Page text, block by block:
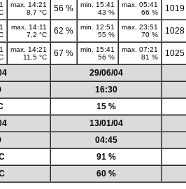
max. 14:21
8,7 °C
56 %
min. 15:41
43 %
max. 05:41
66 %
max. 14:11
7,2 °C
62 %
min. 12:51
55 %
max. 23:51
70 %
max. 14:21
11,5 °C
67 %
min. 15:41
56 %
max. 07:21
81 %
29/06/04
16:30
15 %
13/01/04
04:45
91 %
60 %